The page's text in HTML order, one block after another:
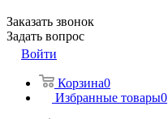
Заказать звонок
Задать вопрос
Войти
Корзина0
Избранные товары0